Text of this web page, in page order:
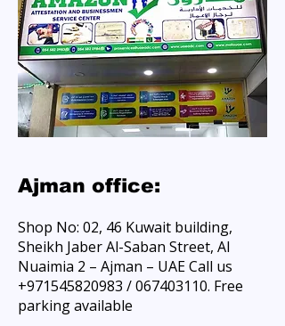
Ajman office:
Shop No: 02, 46 Kuwait building,
Sheikh Jaber Al-Saban Street, Al
Nuaimia 2 – Ajman – UAE Call us
+971545820983 /067403110. Free
parking available